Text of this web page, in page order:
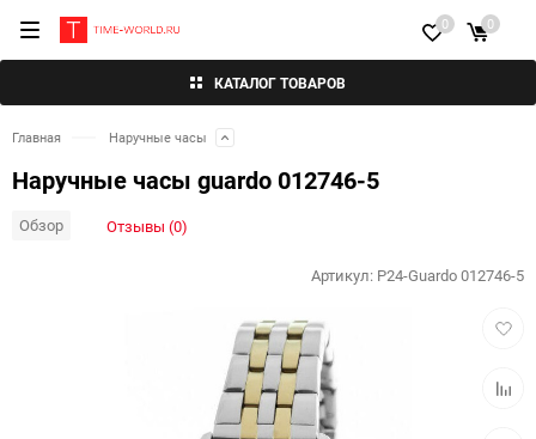
КАТАЛОГ ТОВАРОВ
0 0
Главная Наручные часы
Наручные часы guardo 012746-5
Обзор Отзывы (0)
Артикул: P24-Guardo 012746-5